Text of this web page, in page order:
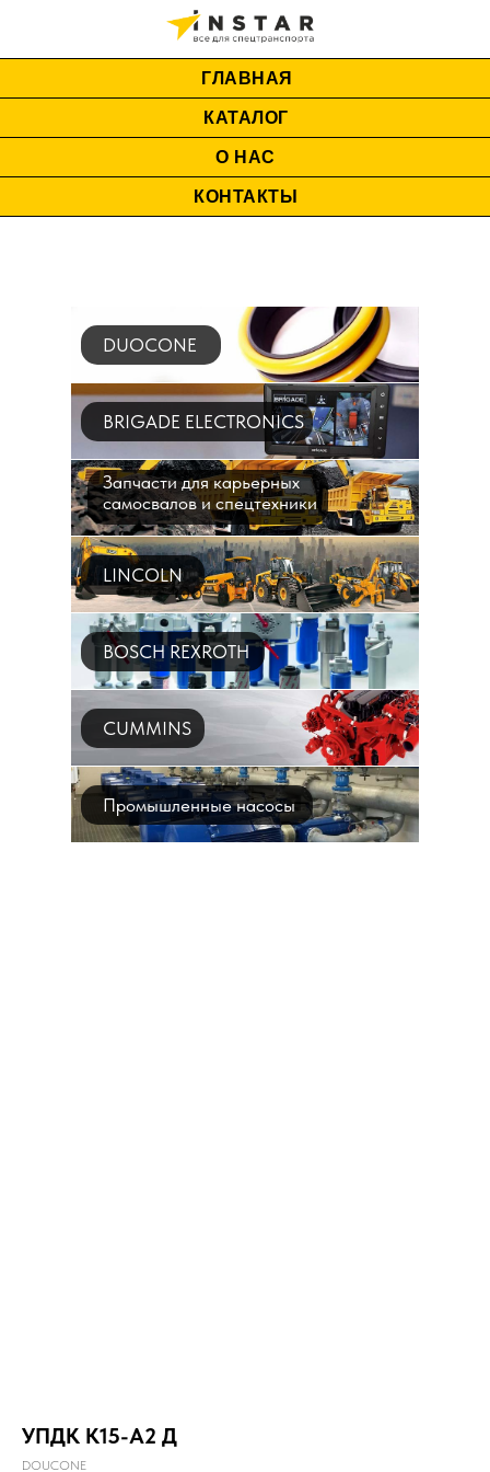
ГЛАВНАЯ
КАТАЛОГ
О НАС
КОНТАКТЫ
DUOCONE
BRIGADE ELECTRONICS
Запчасти для карьерных
самосвалов и спецтехники
LINCOLN
BOSCH REXROTH
CUMMINS
Промышленные насосы
УПДК К15-А2 Д
DOUCONE